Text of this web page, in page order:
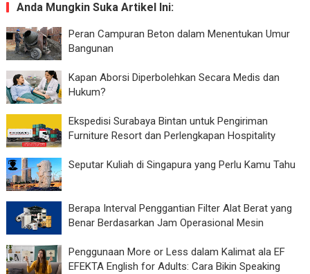
Anda Mungkin Suka Artikel Ini:
Peran Campuran Beton dalam Menentukan Umur
Bangunan
Kapan Aborsi Diperbolehkan Secara Medis dan
Hukum?
Ekspedisi Surabaya Bintan untuk Pengiriman
Furniture Resort dan Perlengkapan Hospitality
Seputar Kuliah di Singapura yang Perlu Kamu Tahu
Berapa Interval Penggantian Filter Alat Berat yang
Benar Berdasarkan Jam Operasional Mesin
Penggunaan More or Less dalam Kalimat ala EF
EFEKTA English for Adults: Cara Bikin Speaking